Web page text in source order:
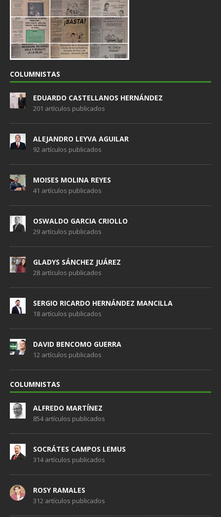
COLUMNISTAS
EDUARDO CASTELLANOS HERNÁNDEZ
201 artículos publicados
ALEJANDRO LEYVA AGUILAR
92 artículos publicados
MOISES MOLINA REYES
41 artículos publicados
OSWALDO GARCIA CRIOLLO
29 artículos publicados
GLADYS SÁNCHEZ JUÁREZ
28 artículos publicados
SERGIO RICARDO HERNÁNDEZ MANCILLA
18 artículos publicados
DAVID BENCOMO GUERRA
12 artículos publicados
COLUMNISTAS
ALFREDO MARTÍNEZ
854 artículos publicados
SOCRÁTES CAMPOS LEMUS
314 artículos publicados
ROSY RAMALES
312 artículos publicados